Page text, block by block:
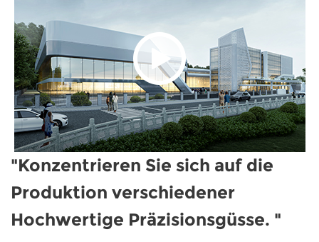
"Konzentrieren Sie sich auf die
Produktion verschiedener
Hochwertige Präzisionsgüsse. "